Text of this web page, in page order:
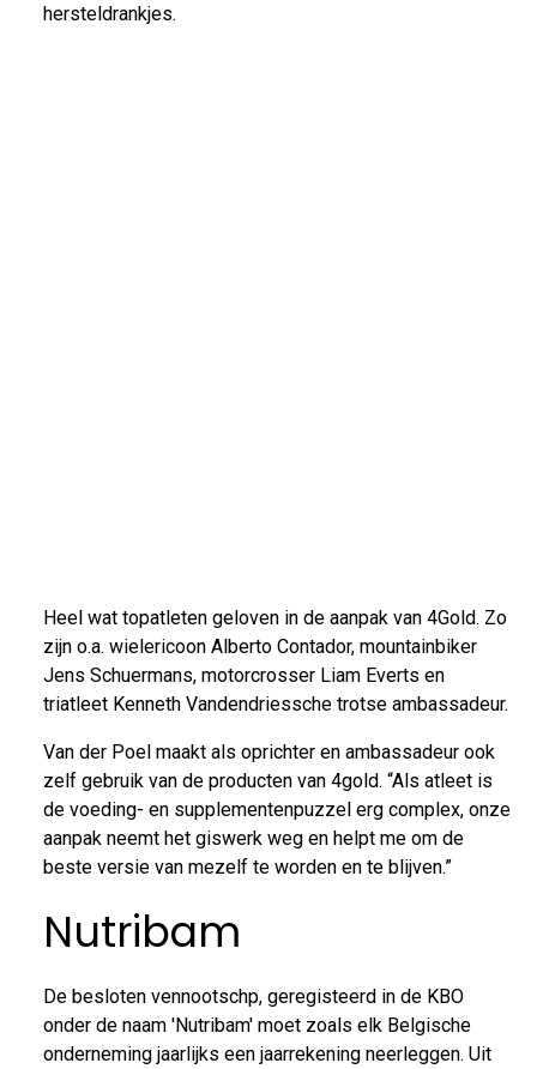
hersteldrankjes.
Heel wat topatleten geloven in de aanpak van 4Gold. Zo
zijn o.a. wielericoon Alberto Contador, mountainbiker
Jens Schuermans, motorcrosser Liam Everts en
triatleet Kenneth Vandendriessche trotse ambassadeur.
Van der Poel maakt als oprichter en ambassadeur ook
zelf gebruik van de producten van 4gold. “Als atleet is
de voeding- en supplementenpuzzel erg complex, onze
aanpak neemt het giswerk weg en helpt me om de
beste versie van mezelf te worden en te blijven.”
Nutribam
De besloten vennootschp, geregisteerd in de KBO
onder de naam 'Nutribam' moet zoals elk Belgische
onderneming jaarlijks een jaarrekening neerleggen. Uit